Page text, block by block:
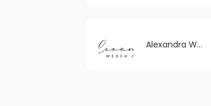
Alexandra Weber Coaching